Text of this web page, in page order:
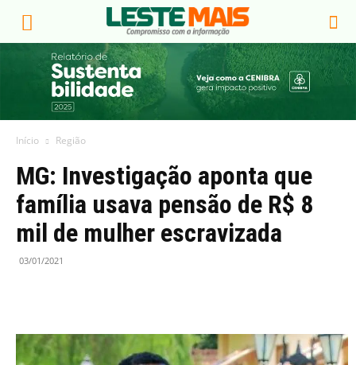
Início Região
MG: Investigação aponta que
família usava pensão de R$ 8
mil de mulher escravizada
03/01/2021